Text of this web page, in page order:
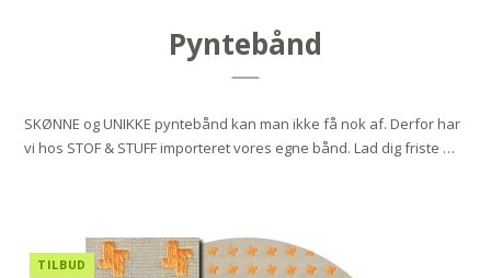
Pyntebånd
SKØNNE og UNIKKE pyntebånd kan man ikke få nok af. Derfor har
vi hos STOF & STUFF importeret vores egne bånd. Lad dig friste …
TILBUD